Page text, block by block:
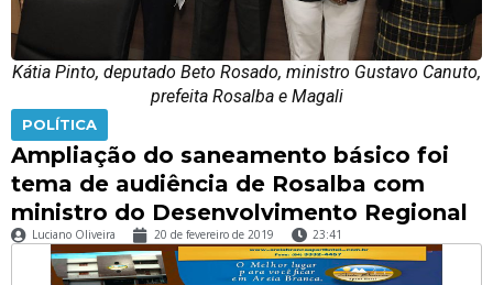
Kátia Pinto, deputado Beto Rosado, ministro Gustavo Canuto,
prefeita Rosalba e Magali
POLÍTICA
Ampliação do saneamento básico foi
tema de audiência de Rosalba com
ministro do Desenvolvimento Regional
Luciano Oliveira 20 de fevereiro de 2019 23:41